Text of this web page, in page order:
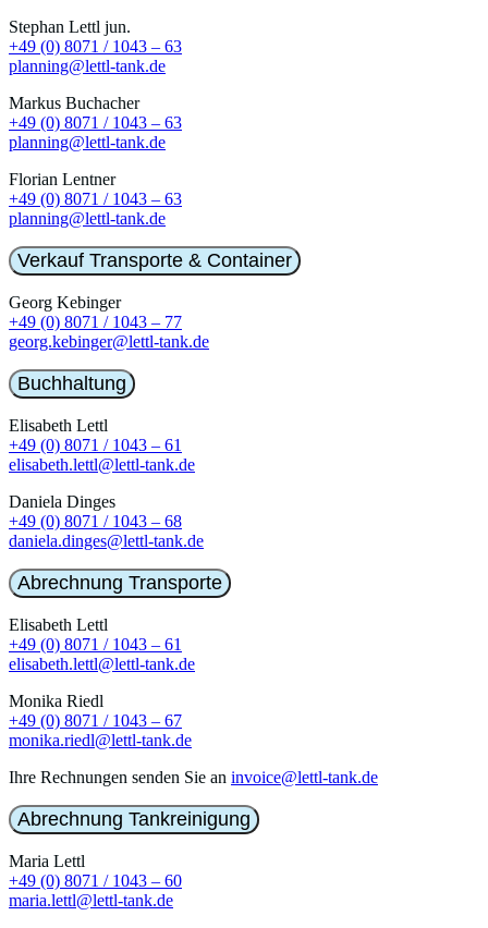
Stephan Lettl jun.
+49 (0) 8071 / 1043 – 63
planning@lettl-tank.de
Markus Buchacher
+49 (0) 8071 / 1043 – 63
planning@lettl-tank.de
Florian Lentner
+49 (0) 8071 / 1043 – 63
planning@lettl-tank.de
Verkauf Transporte & Container
Georg Kebinger
+49 (0) 8071 / 1043 – 77
georg.kebinger@lettl-tank.de
Buchhaltung
Elisabeth Lettl
+49 (0) 8071 / 1043 – 61
elisabeth.lettl@lettl-tank.de
Daniela Dinges
+49 (0) 8071 / 1043 – 68
daniela.dinges@lettl-tank.de
Abrechnung Transporte
Elisabeth Lettl
+49 (0) 8071 / 1043 – 61
elisabeth.lettl@lettl-tank.de
Monika Riedl
+49 (0) 8071 / 1043 – 67
monika.riedl@lettl-tank.de
Ihre Rechnungen senden Sie an invoice@lettl-tank.de
Abrechnung Tankreinigung
Maria Lettl
+49 (0) 8071 / 1043 – 60
maria.lettl@lettl-tank.de